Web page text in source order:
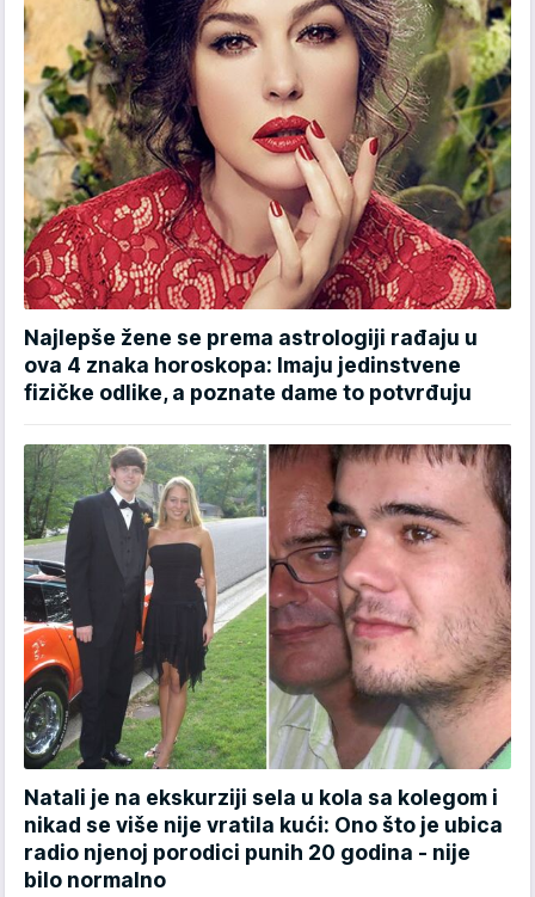
Najlepše žene se prema astrologiji rađaju u
ova 4 znaka horoskopa: Imaju jedinstvene
fizičke odlike, a poznate dame to potvrđuju
Natali je na ekskurziji sela u kola sa kolegom i
nikad se više nije vratila kući: Ono što je ubica
radio njenoj porodici punih 20 godina - nije
bilo normalno